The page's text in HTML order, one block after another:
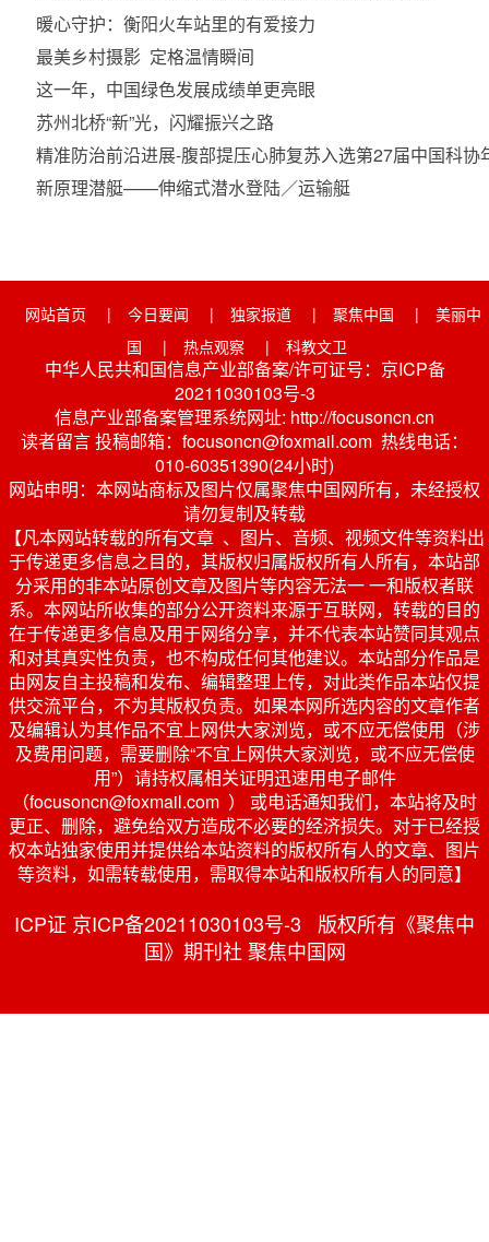
暖心守护：衡阳火车站里的有爱接力
最美乡村摄影 定格温情瞬间
这一年，中国绿色发展成绩单更亮眼
苏州北桥“新”光，闪耀振兴之路
精准防治前沿进展-腹部提压心肺复苏入选第27届中国科协
新原理潜艇——伸缩式潜水登陆／运输艇
网站首页 | 今日要闻 | 独家报道 | 聚焦中国 |
美丽中
国
| 热点观察 | 科教文卫
中华人民共和国信息产业部备案/许可证号：京ICP备
20211030103号-3
信息产业部备案管理系统网址: http://focusoncn.cn
读者留言 投稿邮箱：focusoncn@foxmail.com 热线电话：
010-60351390(24小时)
网站申明：本网站商标及图片仅属聚焦中国网所有，未经授权
请勿复制及转载
【凡本网站转载的所有文章 、图片、音频、视频文件等资料出
于传递更多信息之目的，其版权归属版权所有人所有，本站部
分采用的非本站原创文章及图片等内容无法一 一和版权者联
系。本网站所收集的部分公开资料来源于互联网，转载的目的
在于传递更多信息及用于网络分享，并不代表本站赞同其观点
和对其真实性负责，也不构成任何其他建议。本站部分作品是
由网友自主投稿和发布、编辑整理上传，对此类作品本站仅提
供交流平台，不为其版权负责。如果本网所选内容的文章作者
及编辑认为其作品不宜上网供大家浏览，或不应无偿使用（涉
及费用问题，需要删除“不宜上网供大家浏览，或不应无偿使
用”）请持权属相关证明迅速用电子邮件
（focusoncn@foxmail.com ） 或电话通知我们，本站将及时
更正、删除，避免给双方造成不必要的经济损失。对于已经授
权本站独家使用并提供给本站资料的版权所有人的文章、图片
等资料，如需转载使用，需取得本站和版权所有人的同意】
ICP证 京ICP备20211030103号-3 版权所有《聚焦中
国》期刊社 聚焦中国网